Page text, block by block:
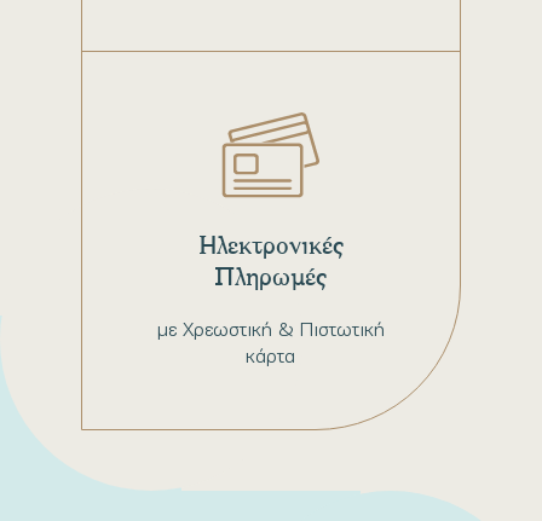
με Χρεωστική & Πιστωτική
κάρτα
Ηλεκτρονικές
Πληρωμές